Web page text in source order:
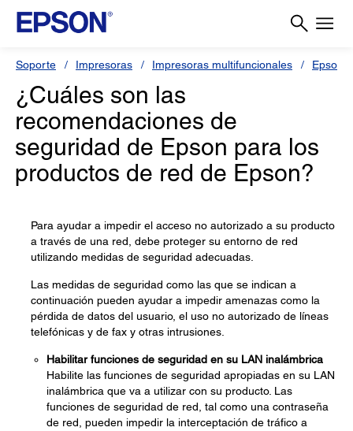
Soporte Impresoras Impresoras multifuncionales Epson
¿Cuáles son las
recomendaciones de
seguridad de Epson para los
productos de red de Epson?
Para ayudar a impedir el acceso no autorizado a su producto
a través de una red, debe proteger su entorno de red
utilizando medidas de seguridad adecuadas.
Las medidas de seguridad como las que se indican a
continuación pueden ayudar a impedir amenazas como la
pérdida de datos del usuario, el uso no autorizado de líneas
telefónicas y de fax y otras intrusiones.
Habilitar funciones de seguridad en su LAN inalámbrica
Habilite las funciones de seguridad apropiadas en su LAN
inalámbrica que va a utilizar con su producto. Las
funciones de seguridad de red, tal como una contraseña
de red, pueden impedir la interceptación de tráfico a